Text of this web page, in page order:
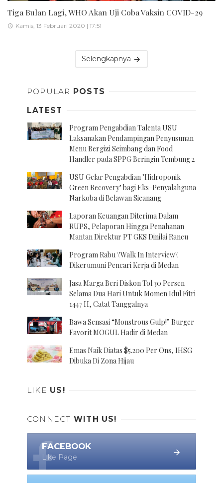
Tiga Bulan Lagi, WHO Akan Uji Coba Vaksin COVID-29
Kamis, 13 Februari 2020 | 17:51
Selengkapnya
POPULAR POSTS
LATEST
Program Pengabdian Talenta USU
Laksanakan Pendampingan Penyusunan
Menu Bergizi Seimbang dan Food
Handler pada SPPG Beringin Tembung 2
USU Gelar Pengabdian "Hidroponik
Green Recovery" bagi Eks-Penyalahguna
Narkoba di Belawan Sicanang
Laporan Keuangan Diterima Dalam
RUPS, Pelaporan Hingga Penahanan
Mantan Direktur PT GKS Dinilai Rancu
Program Rabu \'Walk In Interview\'
Dikerumuni Pencari Kerja di Medan
Jasa Marga Beri Diskon Tol 30 Persen
Selama Dua Hari Untuk Momen Idul Fitri
1447 H, Catat Tanggalnya
Bawa Sensasi “Monstrous Gulp!” Burger
Favorit MOGUL Hadir di Medan
Emas Naik Diatas $5.200 Per Ons, IHSG
Dibuka Di Zona Hijau
LIKE US!
CONNECT WITH US!
FACEBOOK
Like Page